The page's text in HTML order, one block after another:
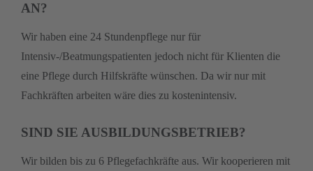
AN?
Wir haben eine 24 Stundenpflege nur für
Intensiv-/Beatmungspatienten jedoch nicht für Klienten die
eine Pflege durch Hilfskräfte wünschen. Da wir nur mit
Fachkräften arbeiten wäre dies zu kostenintensiv.
SIND SIE AUSBILDUNGSBETRIEB?
Wir bilden bis zu 6 Pflegefachkräfte aus. Wir kooperieren mit